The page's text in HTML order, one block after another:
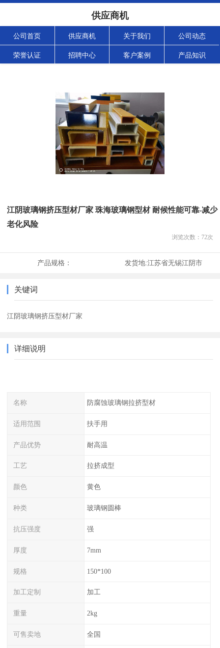
供应商机
公司首页 供应商机 关于我们 公司动态
荣誉认证 招聘中心 客户案例 产品知识
江阴玻璃钢挤压型材厂家 珠海玻璃钢型材 耐候性能可靠-减少
老化风险
浏览次数： 72次
产品规格： 发货地:江苏省无锡江阴市
关键词
江阴玻璃钢挤压型材厂家
详细说明
名称 防腐蚀玻璃钢拉挤型材
适用范围 扶手用
产品优势 耐高温
工艺 拉挤成型
颜色 黄色
种类 玻璃钢圆棒
抗压强度 强
厚度 7mm
规格 150*100
加工定制 加工
重量 2kg
可售卖地 全国